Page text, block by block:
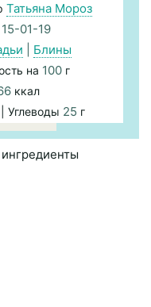
Татьяна Мороз
15-01-19
Блины
на 100г
ккал
| Углеводы 25 г